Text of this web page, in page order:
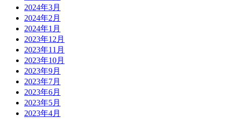
2024年3月
2024年2月
2024年1月
2023年12月
2023年11月
2023年10月
2023年9月
2023年7月
2023年6月
2023年5月
2023年4月